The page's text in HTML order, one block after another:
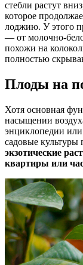
стебли растут
которое
лоджию. У этого
— от молочно-
похожи на
полностью
Плоды на
Хотя основная
насыщении
энциклопедии
садовые
экзотические
квартиры или